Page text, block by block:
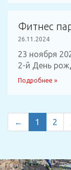
Фитнес
26.11.2024
23 ноября
2-й День
Подробнее »
← 1 2